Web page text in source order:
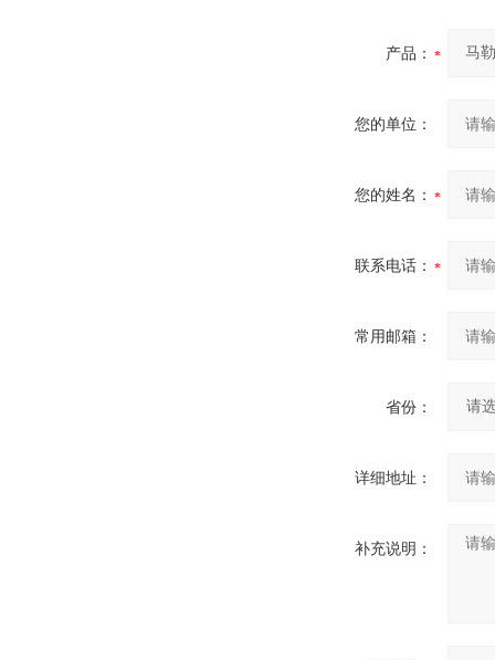
产品：
您的单位：
您的姓名：
联系电话：
常用邮箱：
省份：
详细地址：
补充说明：